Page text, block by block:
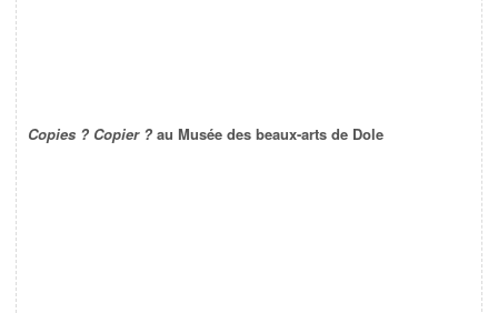
Copies ? Copier ? au Musée des beaux-arts de Dole